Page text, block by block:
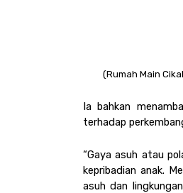
(Rumah Main
Ia bahkan
terhadap
“Gaya asuh atau
kepribadian anak.
asuh dan